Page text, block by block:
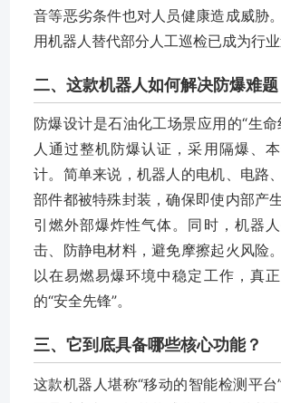
音等恶劣条件也对人员健康造成威胁
用机器人替代部分人工巡检已成为行业
二、这款机器人如何解决防爆难题
防爆设计是石油化工场景应用的“生
人通过整机防爆认证，采用隔爆、
计。简单来说，机器人的电机、电路
部件都被特殊封装，确保即使内部产
引燃外部爆炸性气体。同时，机器
击、防静电材料，避免摩擦起火风险
以在易燃易爆环境中稳定工作，真
的“安全先锋”。
三、它到底具备哪些核心功能？
这款机器人堪称“移动的智能检测平